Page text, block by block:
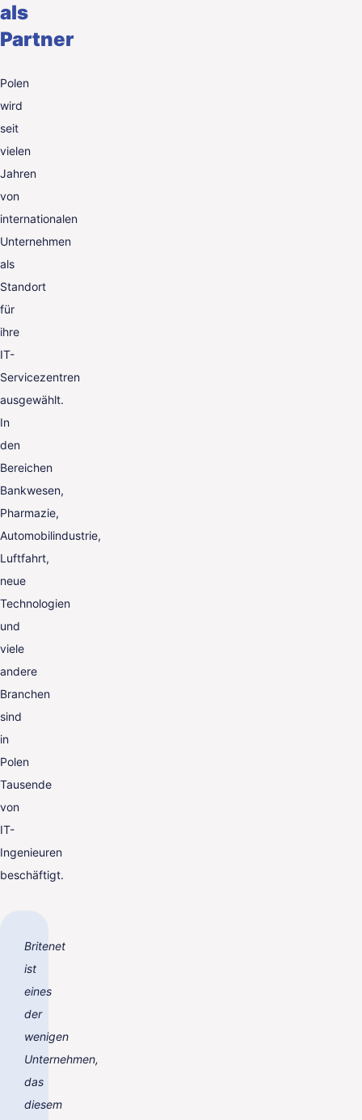
als
Partner
Polen
wird
seit
vielen
Jahren
von
internationalen
Unternehmen
als
Standort
für
ihre
IT-
Servicezentren
ausgewählt.
In
den
Bereichen
Bankwesen,
Pharmazie,
Automobilindustrie,
Luftfahrt,
neue
Technologien
und
viele
andere
Branchen
sind
in
Polen
Tausende
von
IT-
Ingenieuren
beschäftigt.
Britenet
ist
eines
der
wenigen
Unternehmen,
das
diesem